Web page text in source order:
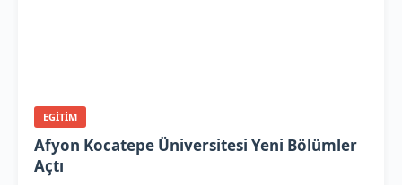
EGITIM
Afyon Kocatepe Üniversitesi Yeni Bölümler
Açtı